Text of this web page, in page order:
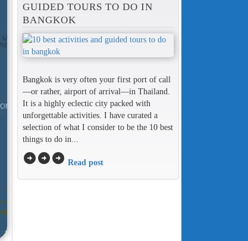
GUIDED TOURS TO DO IN
BANGKOK
Bangkok is very often your first port of call
—or rather, airport of arrival—in Thailand.
It is a highly eclectic city packed with
unforgettable activities. I have curated a
selection of what I consider to be the 10 best
things to do in...
arrow_circle_rightarrow_circle_rightarrow_circle_right Read post